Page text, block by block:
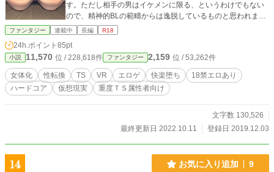
す。ただし相手の男はイケメンに限る、というわけでもない
ので、精神的BLの範疇からは逸脱しているものと思われま
す。 lolokuさんに挿絵を描いていただきました。本作にこれ
す。
ファンタジー 連載中 長編 R18
24h.ポイント 85pt
小説 11,570 位 / 228,618件 ファンタジー 2,159 位 / 53,262件
女体化 性転換 TS VR エロゲ 快楽堕ち
18禁エロあり
ハードコア
仮想現実 重度ＴＳ属性者向け
文字数 130,526
最終更新日 2022.10.11
登録日 2019.12.03
14 お気に入り追加 9